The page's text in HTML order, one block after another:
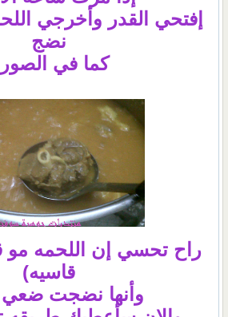
إفتحي القدر وأخرجي
نضج
كما في
راح تحسي إن اللحمه مو
قاسيه)
وأنها نضجت ضعي